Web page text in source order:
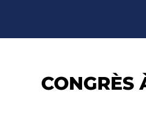
CONGRÈS